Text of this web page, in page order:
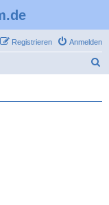
Anmelden
Registrieren